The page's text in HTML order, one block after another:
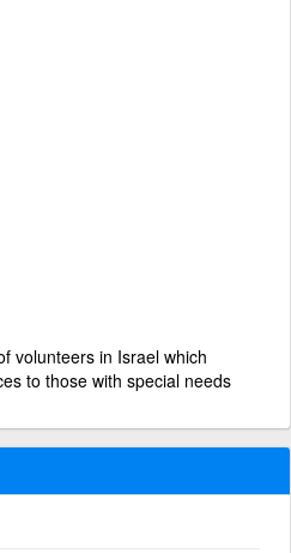
volunteers in Israel which
to those with special needs